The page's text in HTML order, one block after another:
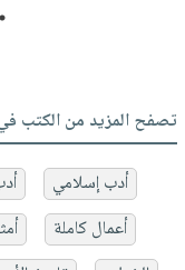
1
تصفح المزيد من الكتب في
أدب إسلامي
أعمال كاملة